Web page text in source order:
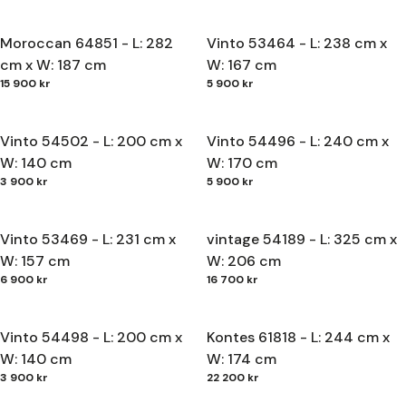
Moroccan 64851 - L: 282
cm x W: 187 cm
15 900 kr
Vinto 53464 - L: 238 cm x
W: 167 cm
5 900 kr
Vinto 54502 - L: 200 cm x
W: 140 cm
3 900 kr
Vinto 54496 - L: 240 cm x
W: 170 cm
5 900 kr
Vinto 53469 - L: 231 cm x
W: 157 cm
6 900 kr
vintage 54189 - L: 325 cm x
W: 206 cm
16 700 kr
Vinto 54498 - L: 200 cm x
W: 140 cm
3 900 kr
Kontes 61818 - L: 244 cm x
W: 174 cm
22 200 kr